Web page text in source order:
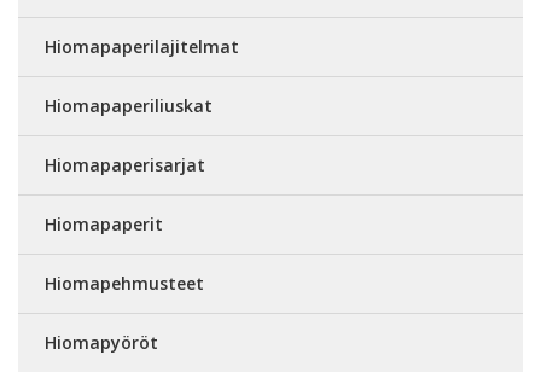
Hiomapaperilajitelmat
Hiomapaperiliuskat
Hiomapaperisarjat
Hiomapaperit
Hiomapehmusteet
Hiomapyöröt